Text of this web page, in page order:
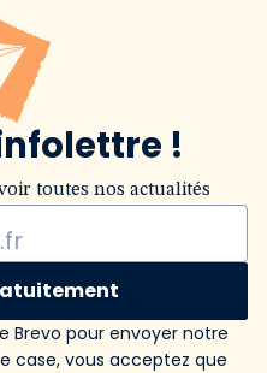
!
toutes nos actualités
Brevo pour envoyer notre
case, vous acceptez que